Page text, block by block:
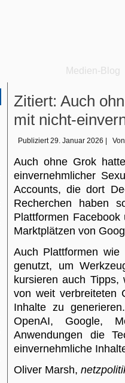
Medien-Blog
Zitiert: Auch
mit nicht-
Publiziert 29. Januar 2026 Von
Auch ohne Grok
einvernehmlicher
Accounts, die dort
Recherchen haben
Plattformen
Marktplätzen von
Auch Plattformen wie
genutzt, um
kursieren auch Tipps,
von weit verbreiteten
Inhalte zu
OpenAI, Google,
Anwendungen die
einvernehmliche
Oliver Marsh,